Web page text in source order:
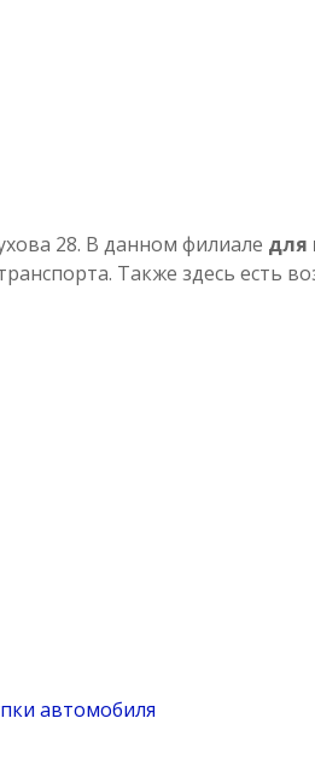
28. В данном филиале для
Также здесь есть
автомобиля